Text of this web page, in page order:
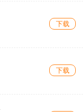
下载
下载